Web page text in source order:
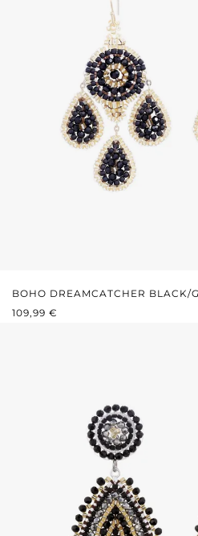
BOHO DREAMCATCHER BLACK/
REGULÄRER PREIS:
109,99 €